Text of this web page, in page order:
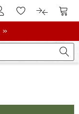
Kundenkonto
Zum Merkzettel.
Zum Zum
»